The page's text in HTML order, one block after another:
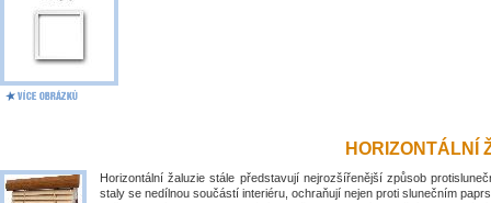
HORIZONTÁLNÍ
Horizontální žaluzie stále představují nejrozšířenější způsob
staly se nedílnou součástí interiéru, ochraňují nejen proti slunečním